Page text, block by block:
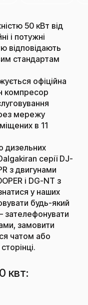
50 кВт від
і потужні
відповідають
стандартам
офіційна
компресор
мережу
в 11
дизельних
серії DJ-
з двигунами
і DG-NT з
у наших
будь-який
зателефонувати
замовити
чатом або
квт: